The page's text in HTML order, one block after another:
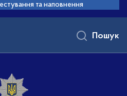
та наповнення
Пошук